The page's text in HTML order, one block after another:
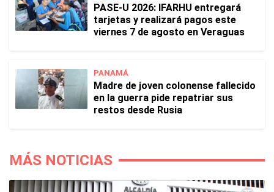
PASE-U 2026: IFARHU entregará
tarjetas y realizará pagos este
viernes 7 de agosto en Veraguas
PANAMÁ
Madre de joven colonense fallecido
en la guerra pide repatriar sus
restos desde Rusia
MÁS NOTICIAS